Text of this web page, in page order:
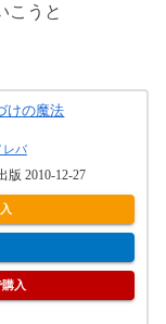
こうと
けの魔法
レバ
版 2010-12-27
入